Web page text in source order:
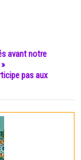
avant notre
pas aux